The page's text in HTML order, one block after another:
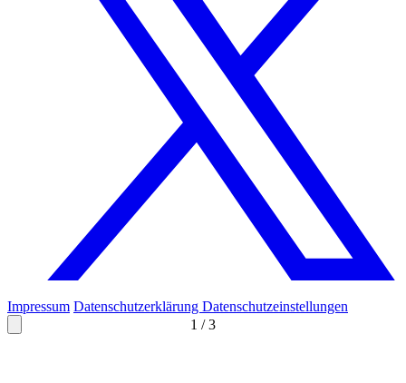
1 /3
Impressum Datenschutzerklärung Datenschutzeinstellungen